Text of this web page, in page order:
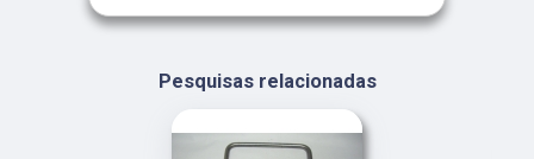
Pesquisas relacionadas